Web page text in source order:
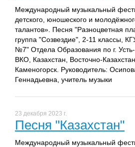
Международный музыкальный
детского, юношеского и
талантов». Песня "Разноцветная
группа "Созвездие", 2-11 классы,
№7" Отдела Образования по г.
ВКО, Казахстан, Восточно-
Каменогорск. Руководитель:
Геннадьевна, учитель музыки
23 декабря 2023 г.
Песня "Казахстан"
Международный музыкальный